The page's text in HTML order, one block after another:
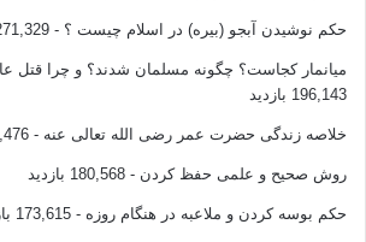
حکم نوشیدن آبجو (بیره) در اسلام چیست ؟ - 271,329 بازدید
میانمار کجاست؟ چگونه مسلمان شدند؟ و چرا قتل
196,143 بازدید
خلاصه زندگی حضرت عمر رضی الله تعالی عنه - 185,476 بازدید
روش صحیح و علمی حفظ کردن - 180,568 بازدید
حکم بوسه کردن و ملاعبه در هنگام روزه - 173,615 بازدید